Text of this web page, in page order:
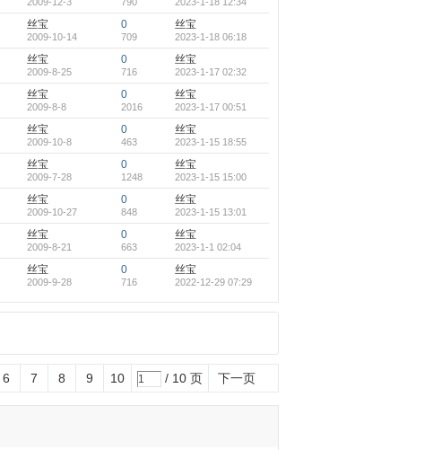
丝宝
2009-10-14
0
709
丝宝
2023-1-18 06:18
丝宝
2009-8-25
0
716
丝宝
2023-1-17 02:32
丝宝
2009-8-8
0
2016
丝宝
2023-1-17 00:51
丝宝
2009-10-8
0
463
丝宝
2023-1-15 18:55
丝宝
2009-7-28
0
1248
丝宝
2023-1-15 15:00
丝宝
2009-10-27
0
848
丝宝
2023-1-15 13:01
丝宝
2009-8-21
0
663
丝宝
2023-1-1 02:04
丝宝
2009-9-28
0
716
丝宝
2022-12-29 07:29
6 7 8 9 10 / 10 页 下一页